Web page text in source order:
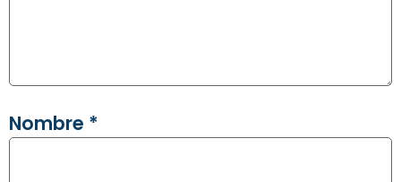
Nombre *